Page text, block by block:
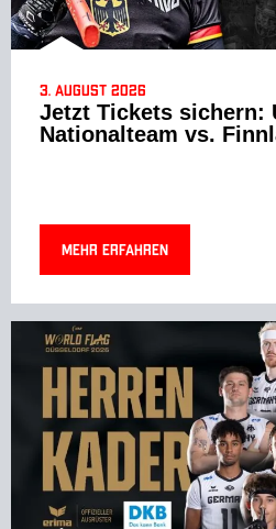
3. August 2026
Jetzt Tickets sichern:
Nationalteam vs.
Mehr erfahren